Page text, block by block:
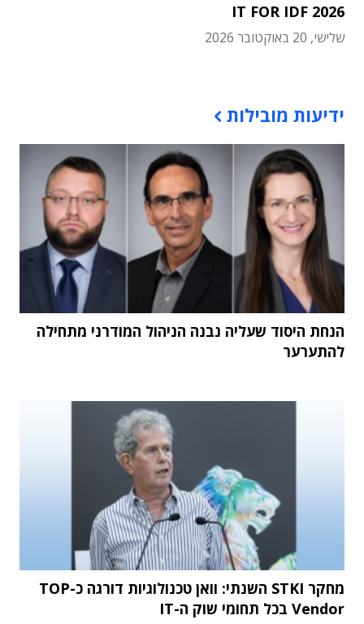
IT FOR IDF 2026
שלישי, 20 באוקטובר 2026
ידיעות מובילות
הנחת היסוד שעליה נבנה הניהול המודרני מתחילה
להתערער
מחקר STKI השנתי: וואן טכנולוגיות דורגה כ-TOP
Vendor בכל תחומי שוק ה-IT